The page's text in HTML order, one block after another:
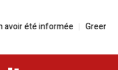
été informée Green